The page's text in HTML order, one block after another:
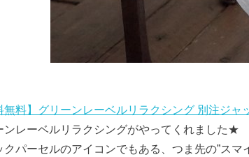
無料】グリーンレーベルリラクシング 別注ジャ
ンレーベルリラクシングがやってくれました★
クパーセルのアイコンでもある、つま先の”スマ